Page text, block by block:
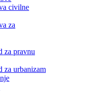
civilne
za
za pravnu
za urbanizam